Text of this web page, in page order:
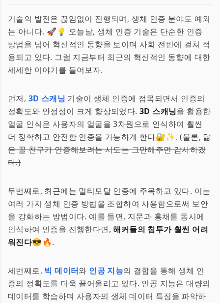
기술의 발전은 끊임없이 진행되며, 생체 인증 분야도 예외
는 아니다. 🚀💡 오늘날, 생체 인증 기술은 단순한 인증
방법을 넘어 혁신적인 동향을 보이며 사회 전반에 걸쳐 적
용되고 있다. 그럼 지금부터 최근의 혁신적인 동향에 대한
세세한 이야기를 들어보자.
먼저, 3D 스캐닝 기술이 생체 인증에 접목되면서 인증의
정확도와 안정성이 크게 향상되었다. 3D 스캐닝을 활용한
얼굴 인식은 사용자의 얼굴을 3차원으로 인식하여 훨씬
더 정확하고 안전한 인증을 가능하게 한다🔐✨.(물론, 닮
은 꼴 친구가 인증해보려는 시도는 그만해주면 감사하겠
다.)
두번째로, 최근에는 멀티모달 인증에 주목하고 있다. 이는
여러 가지 생체 인증 방법을 조합하여 사용함으로써 보안
을 강화하는 방법이다. 예를 들면, 지문과 홍채를 동시에
인식하여 인증을 진행한다면,해커들의 침투가 훨씬 어려
워진다😎🔥.
세번째로, 빅 데이터와 인공 지능의 결합을 통해 생체 인
증의 정확도를 더욱 끌어올리고 있다. 인공 지능은 대량의
데이터를 학습하며 사용자의 생체 데이터 특징을 파악하